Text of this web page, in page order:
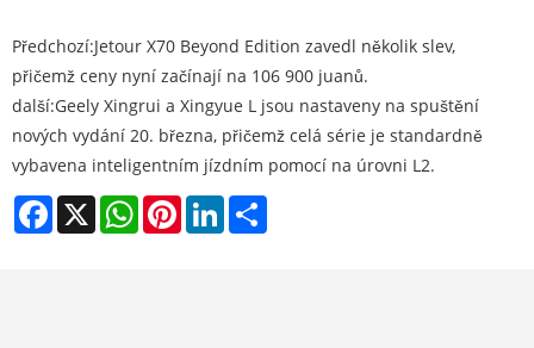
Předchozí:Jetour X70 Beyond Edition zavedl několik slev,
přičemž ceny nyní začínají na 106 900 juanů.
další:Geely Xingrui a Xingyue L jsou nastaveny na spuštění
nových vydání 20. března, přičemž celá série je standardně
vybavena inteligentním jízdním pomocí na úrovni L2.
Facebook
X WhatsAppPinterestLinkedIn